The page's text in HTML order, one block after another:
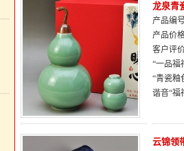
龙泉青
产品编
产品价
客户评
“一品福
“青瓷釉
谐音“福
云锦领